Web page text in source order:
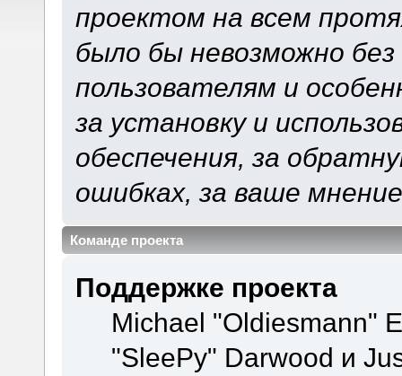
проектом на всем
было бы невозможно
пользователям и
за установку и
обеспечения, за
ошибках, за ваше
Команде проекта
Поддержке проекта
Michael "Oldiesmann"
"SleePy" Darwood и